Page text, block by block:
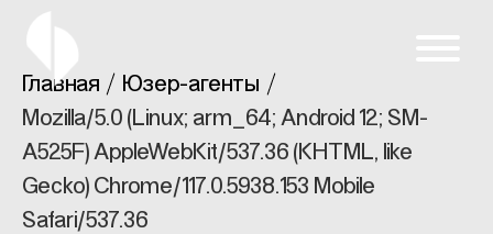
Главная
Юзер-агенты
Mozilla/5.0 (Linux; arm_64; Android 12; SM-
A525F) AppleWebKit/537.36 (KHTML, like
Gecko) Chrome/117.0.5938.153 Mobile
Safari/537.36